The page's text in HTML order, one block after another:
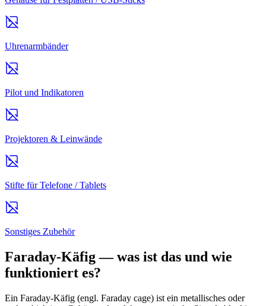
Uhrenarmbänder
Pilot und Indikatoren
Projektoren & Leinwände
Stifte für Telefone / Tablets
Sonstiges Zubehör
Faraday-Käfig — was ist das und wie
funktioniert es?
Ein Faraday-Käfig (engl. Faraday cage) ist ein metallisches oder